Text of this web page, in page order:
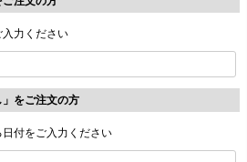
力ください
」をご注文の方
付をご入力ください